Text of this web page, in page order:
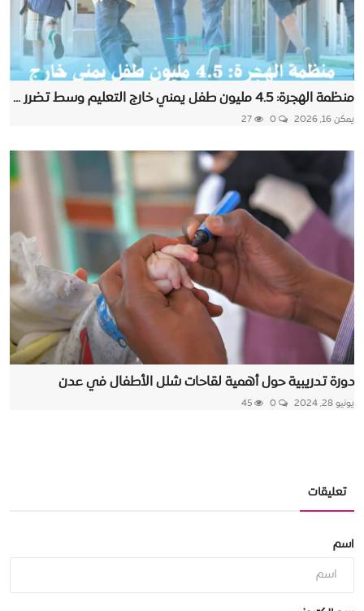
منظمة الهجرة: 4.5 مليون طفل يمني خارج التعليم وسط تضرر ...
يمكن 16, 2026
دورة تدريبية حول أهمية لقاحات شلل الأطفال في عدن
يونيو 28, 2024
تعليقات
اسم